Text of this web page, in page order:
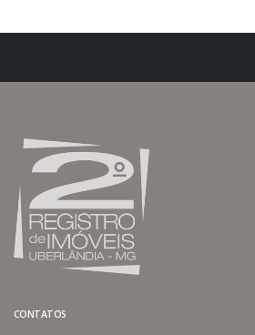
CONTATOS